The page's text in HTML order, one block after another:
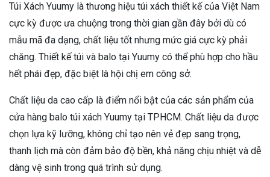
Túi Xách Yuumy là thương hiệu túi xách thiết kế của Việt Nam
cực kỳ được ưa chuộng trong thời gian gần đây bởi dù có
mẫu mã đa dạng, chất liệu tốt nhưng mức giá cực kỳ phải
chăng. Thiết kế túi và balo tại Yuumy có thể phù hợp cho hầu
hết phái đẹp, đặc biệt là hội chị em công sở.
Chất liệu da cao cấp là điểm nổi bật của các sản phẩm của
cửa hàng balo túi xách Yuumy tại TPHCM. Chất liệu da được
chọn lựa kỹ lưỡng, không chỉ tạo nên vẻ đẹp sang trọng,
thanh lịch mà còn đảm bảo độ bền, khả năng chịu nhiệt và dễ
dàng vệ sinh trong quá trình sử dụng.